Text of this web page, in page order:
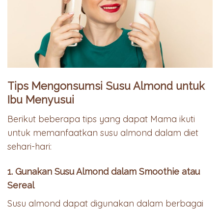
Tips Mengonsumsi Susu Almond untuk
Ibu Menyusui
Berikut beberapa tips yang dapat Mama ikuti
untuk memanfaatkan susu almond dalam diet
sehari-hari:
1. Gunakan Susu Almond dalam Smoothie atau
Sereal
Susu almond dapat digunakan dalam berbagai